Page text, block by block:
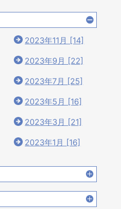
2023年11月 [14]
2023年9月 [22]
2023年7月 [25]
2023年5月 [16]
2023年3月 [21]
2023年1月 [16]
2022年11月 [15]